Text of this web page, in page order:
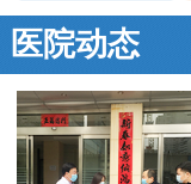
医院动态